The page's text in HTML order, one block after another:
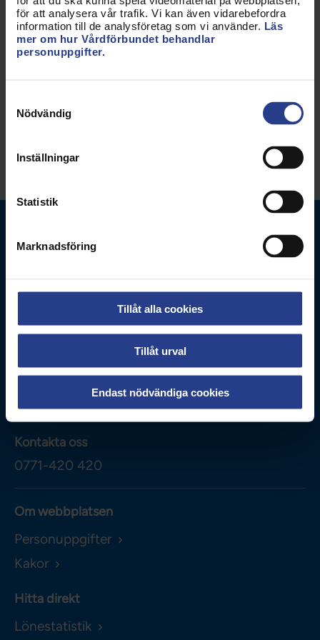
för att analysera vår trafik. Vi kan även vidarebefordra
information till de analysföretag som vi använder. Läs
mer om hur Vårdförbundet behandlar
personuppgifter.
Nödvändig
Inställningar
Statistik
Marknadsföring
Tillåt alla cookies
Tillåt urval
Endast nödvändiga cookies
arbetet.
Uppdaterad:26 nov 2019
Box 3260
Adolf Fredriks Kyrkogata 11
Kontakta oss
0771-420 420
Om webbplatsen
Personuppgifter
Kakor
Hitta direkt
Lönestatistik